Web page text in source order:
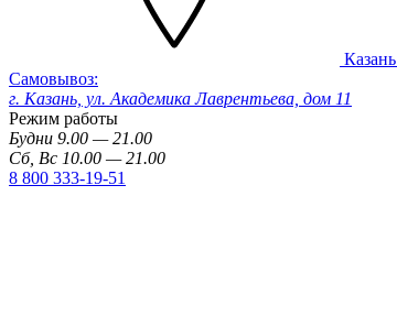
Казань
Самовывоз:
г. Казань, ул. Академика Лаврентьева, дом 11
Режим работы
Будни 9.00 — 21.00
Сб, Вс 10.00 — 21.00
8 800 333-19-51